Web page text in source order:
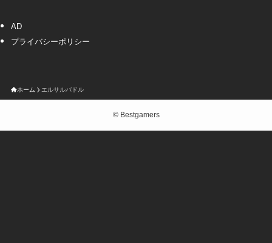
AD
プライバシーポリシー
ホーム エルサルバドル
©Bestgamers